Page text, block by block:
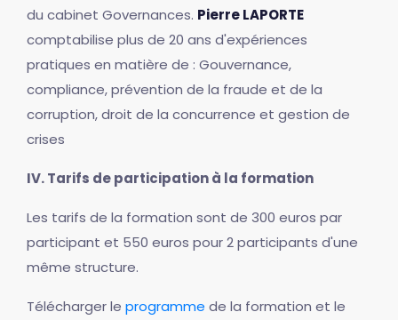
du cabinet Governances. Pierre LAPORTE
comptabilise plus de 20 ans d'expériences
pratiques en matière de : Gouvernance,
compliance, prévention de la fraude et de la
corruption, droit de la concurrence et gestion de
crises
IV. Tarifs de participation à la formation
Les tarifs de la formation sont de 300 euros par
participant et 550 euros pour 2 participants d'une
même structure.
Télécharger le programme de la formation et le